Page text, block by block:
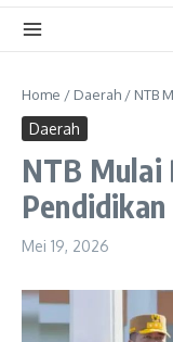
Home / Daerah / NTB
Daerah
NTB Mulai
Pendidikan
Mei 19, 2026